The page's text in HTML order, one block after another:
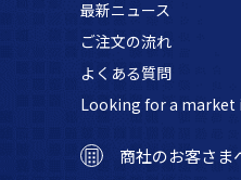
最新ニュース
ご注文の流れ
よくある質問
Looking for a market
商社のお客さま